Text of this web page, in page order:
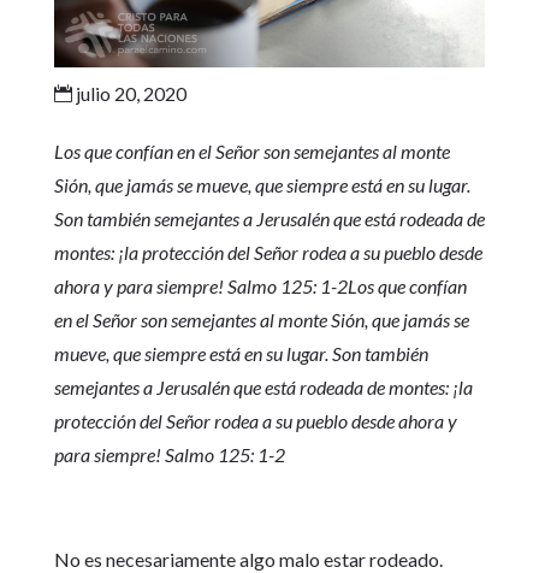
julio 20, 2020
Los que confían en el Señor son semejantes al monte
Sión, que jamás se mueve, que siempre está en su lugar.
Son también semejantes a Jerusalén que está rodeada de
montes: ¡la protección del Señor rodea a su pueblo desde
ahora y para siempre! Salmo 125: 1-2Los que confían
en el Señor son semejantes al monte Sión, que jamás se
mueve, que siempre está en su lugar. Son también
semejantes a Jerusalén que está rodeada de montes: ¡la
protección del Señor rodea a su pueblo desde ahora y
para siempre! Salmo 125: 1-2
No es necesariamente algo malo estar rodeado.